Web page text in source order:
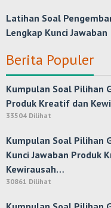
Latihan Soal
Lengkap Kunci Jawaban
Berita Populer
Kumpulan Soal Pilihan
Produk Kreatif dan
33504 Dilihat
Kumpulan Soal Pilihan
Kunci Jawaban Produk
Kewirausah…
30861 Dilihat